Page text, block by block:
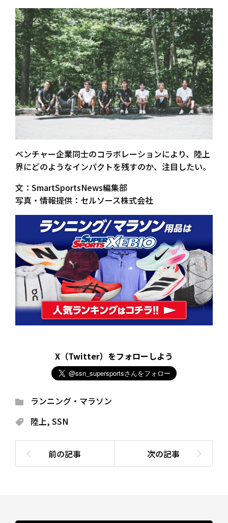
ベンチャー企業同士のコラボレーションにより、陸上
界にどのようなインパクトを残すのか、注目したい。
文：SmartSportsNews編集部
写真・情報提供：セルソース株式会社
X（Twitter）をフォローしよう
ランニング・マラソン
陸上, SSN